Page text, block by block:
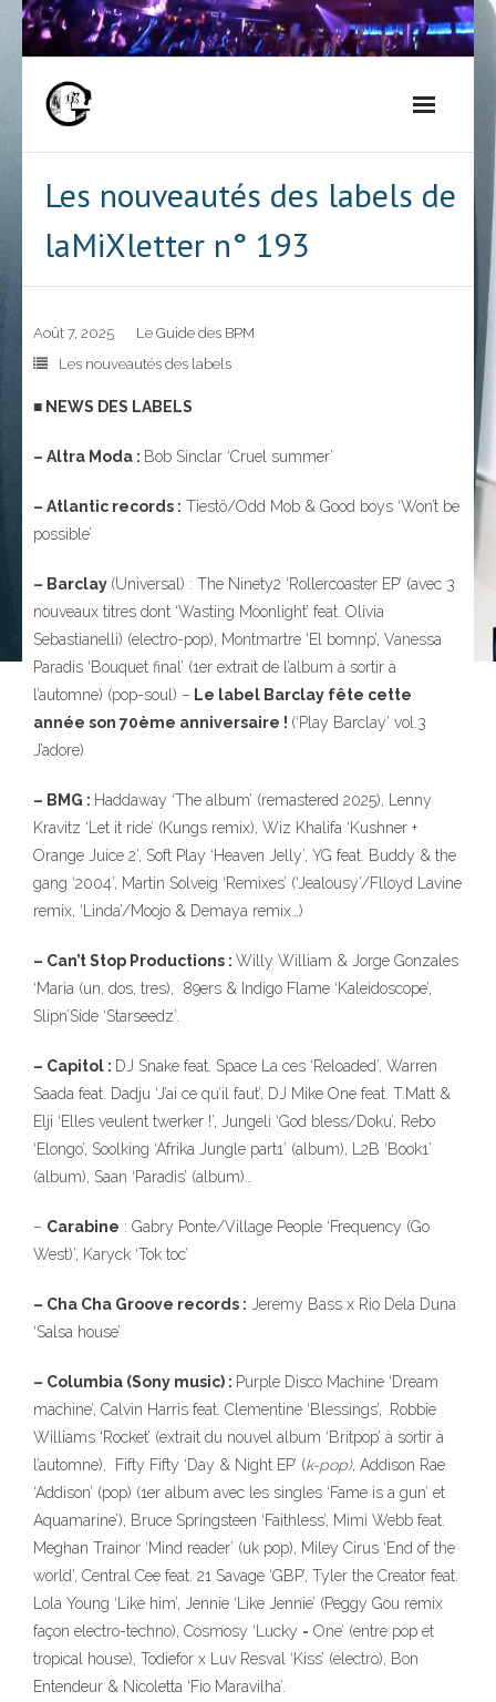
Skip
to
Les nouveautés des labels de
laMiXletter n° 193
Août 7, 2025
Le Guide des BPM
Les nouveautés des labels
■ NEWS DES LABELS
– Altra Moda : Bob Sinclar ‘Cruel summer’
– Atlantic records : Tiestö/Odd Mob & Good boys ‘Won’t be
possible’
– Barclay (Universal) : The Ninety2 ‘Rollercoaster EP’ (avec 3
nouveaux titres dont ‘Wasting Moonlight’ feat. Olivia
Sebastianelli) (electro-pop), Montmartre ‘El bomnp’, Vanessa
Paradis ‘Bouquet final’ (1er extrait de l’album à sortir à
l’automne) (pop-soul) – Le label Barclay fête cette
année son 70ème anniversaire ! (‘Play Barclay’ vol.3
J’adore)
– BMG : Haddaway ‘The album’ (remastered 2025), Lenny
Kravitz ‘Let it ride’ (Kungs remix), Wiz Khalifa ‘Kushner +
Orange Juice 2’, Soft Play ‘Heaven Jelly’, YG feat. Buddy & the
gang ‘2004’, Martin Solveig ‘Remixes’ (‘Jealousy’/Flloyd Lavine
remix, ‘Linda’/Moojo & Demaya remix…)
– Can’t Stop Productions : Willy William & Jorge Gonzales
‘Maria (un, dos, tres), 89ers & Indigo Flame ‘Kaleidoscope’,
Slipn’Side ‘Starseedz’.
– Capitol : DJ Snake feat. Space La ces ‘Reloaded’, Warren
Saada feat. Dadju ‘J’ai ce qu’il faut’, DJ Mike One feat. T.Matt &
Elji ‘Elles veulent twerker !’, Jungeli ‘God bless/Doku’, Rebo
‘Elongo’, Soolking ‘Afrika Jungle part1’ (album), L2B ‘Book1’
(album), Saan ‘Paradis’ (album)…
– Carabine : Gabry Ponte/Village People ‘Frequency (Go
West)’, Karyck ‘Tok toc’
– Cha Cha Groove records : Jeremy Bass x Rio Dela Duna
‘Salsa house’
– Columbia (Sony music) : Purple Disco Machine ‘Dream
machine’, Calvin Harris feat. Clementine ‘Blessings’, .Robbie
Williams ‘Rocket’ (extrait du nouvel album ‘Britpop’ à sortir à
l’automne), Fifty Fifty ‘Day & Night EP’ (k-pop), Addison Rae
‘Addison’ (pop) (1er album avec les singles ‘Fame is a gun’ et
Aquamarine’), Bruce Springsteen ‘Faithless’, Mimi Webb feat.
Meghan Trainor ‘Mind reader’ (uk pop), Miley Cirus ‘End of the
world’, Central Cee feat. 21 Savage ‘GBP’, Tyler the Creator feat.
Lola Young ‘Like him’, Jennie ‘Like Jennie’ (Peggy Gou remix
façon electro-techno), Cosmosy ‘Lucky = One’ (entre pop et
tropical house), Todiefor x Luv Resval ‘Kiss’ (electro), Bon
Entendeur & Nicoletta ‘Fio Maravilha’.